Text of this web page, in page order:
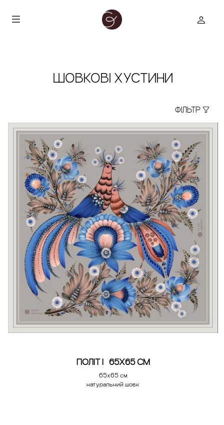
ШОВКОВІ ХУСТИНИ
ФІЛЬТР
ПОЛІТ | 65X65 СМ
65х65 см
натуральний шовк
true